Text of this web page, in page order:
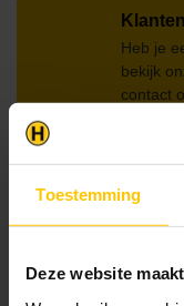
Toestemming
Deze website
Heb je
bekijk
contact
graag
1.Voeg
Ga